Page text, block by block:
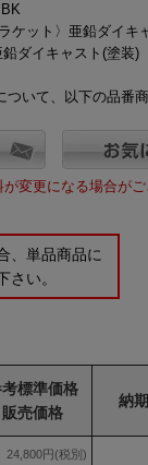
ケット〉亜鉛ダイ
ダイキャスト(塗装)
いて、以下の品番
変更になる場合が
、単品商品に
い。
標準価格
販売価格
納期
24,800円(税別)